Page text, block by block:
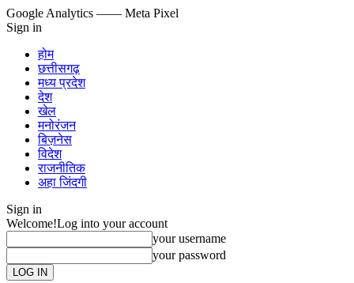
Google Analytics —— Meta Pixel
Sign in
होम
छत्तीसगढ़
मध्य प्रदेश
देश
खेल
मनोरंजन
बिज़नेस
विदेश
राजनीतिक
अहा जिंदगी
Sign in
Welcome!Log into your account
your username
your password